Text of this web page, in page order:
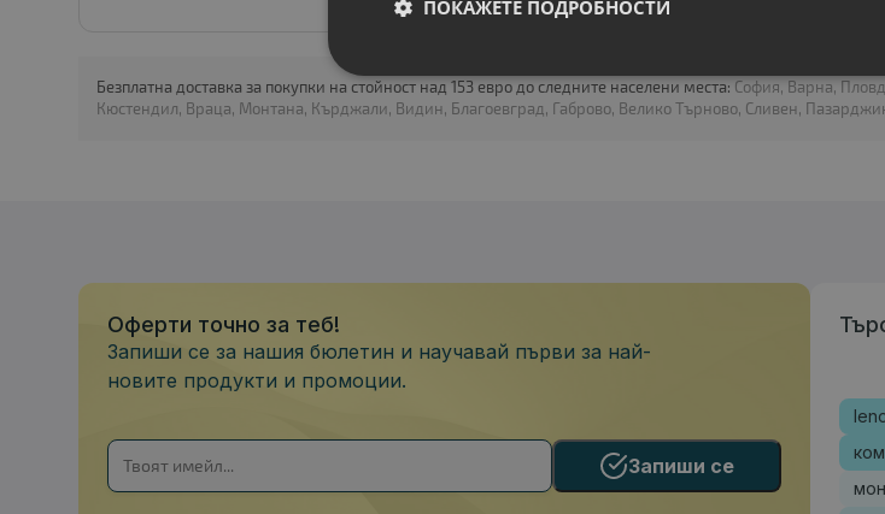
Безплатна доставка за покупки на стойност над 153 евро до следните населени места: София, Варна,
Кюстендил, Враца, Монтана, Кърджали, Видин, Благоевград, Габрово, Велико Търново, Сливен,
Оферти точно за теб!
Запиши се за нашия бюлетин и научавай първи за най-
новите продукти и промоции.
Запиши се
ПОКАЖЕТЕ ПОДРОБНОСТИ